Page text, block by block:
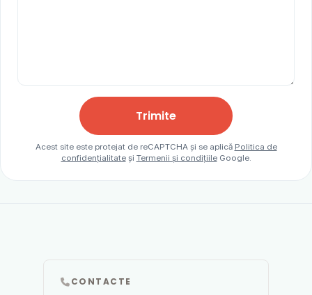
Trimite
Acest site este protejat de reCAPTCHA și se aplică Politica de
confidențialitateși Termenii și condițiileGoogle.
CONTACTE